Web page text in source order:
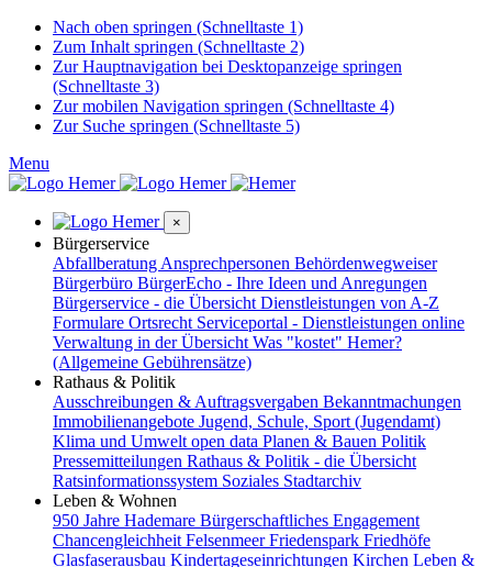
Nach oben springen (Schnelltaste 1)
Zum Inhalt springen (Schnelltaste 2)
Zur Hauptnavigation bei Desktopanzeige springen
(Schnelltaste 3)
Zur mobilen Navigation springen (Schnelltaste 4)
Zur Suche springen (Schnelltaste 5)
Menu
×
Bürgerservice
Abfallberatung Ansprechpersonen Behördenwegweiser
Bürgerbüro BürgerEcho - Ihre Ideen und Anregungen
Bürgerservice - die Übersicht Dienstleistungen von A-Z
Formulare Ortsrecht Serviceportal - Dienstleistungen online
Verwaltung in der Übersicht Was "kostet" Hemer?
(Allgemeine Gebührensätze)
Rathaus & Politik
Ausschreibungen & Auftragsvergaben Bekanntmachungen
Immobilienangebote Jugend, Schule, Sport (Jugendamt)
Klima und Umwelt open data Planen & Bauen Politik
Pressemitteilungen Rathaus & Politik - die Übersicht
Ratsinformationssystem Soziales Stadtarchiv
Leben & Wohnen
950 Jahre Hademare Bürgerschaftliches Engagement
Chancengleichheit FelsenmeerFriedenspark Friedhöfe
Glasfaserausbau Kindertageseinrichtungen Kirchen Leben &